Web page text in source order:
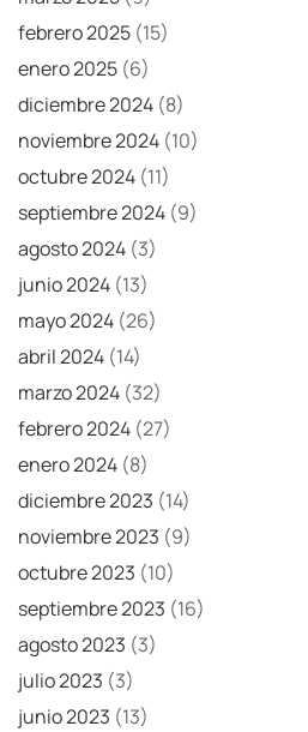
febrero 2025 (15)
enero 2025 (6)
diciembre 2024 (8)
noviembre 2024 (10)
octubre 2024 (11)
septiembre 2024 (9)
agosto 2024 (3)
junio 2024 (13)
mayo 2024 (26)
abril 2024 (14)
marzo 2024 (32)
febrero 2024 (27)
enero 2024 (8)
diciembre 2023 (14)
noviembre 2023 (9)
octubre 2023 (10)
septiembre 2023 (16)
agosto 2023 (3)
julio 2023 (3)
junio 2023 (13)